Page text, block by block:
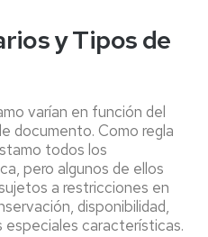
y Tipos de
varían en función del
documento. Como regla
todos los
pero algunos de ellos
a restricciones en
disponibilidad,
especiales características.